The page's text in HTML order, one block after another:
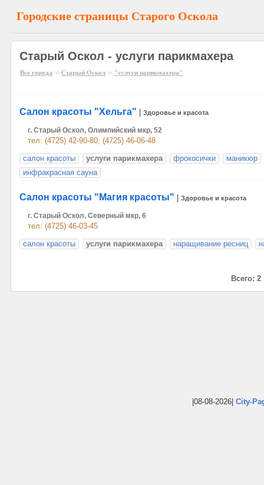
Городские страницы Старого Оскола
Старый Оскол - услуги парикмахера
Все города » Старый Оскол » "услуги парикмахера"
Салон красоты "Хельга" Здоровье и красота
г. Старый Оскол, Олимпийский мкр, 52
тел: (4725) 42-90-80, (4725) 46-06-48
салон красоты
услуги парикмахера фрокосички
маникюр
инфракрасная сауна
Салон красоты "Магия красоты" Здоровье и красота
г. Старый Оскол, Северный мкр, 6
тел: (4725) 46-03-45
салон красоты
услуги парикмахера наращивание ресниц
Всего: 2
|08-08-2026| City-